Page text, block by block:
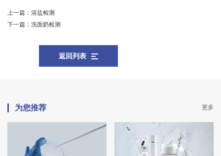
上一篇： 浴盐检测
下一篇： 洗面奶检测
返回列表
为您推荐 更多